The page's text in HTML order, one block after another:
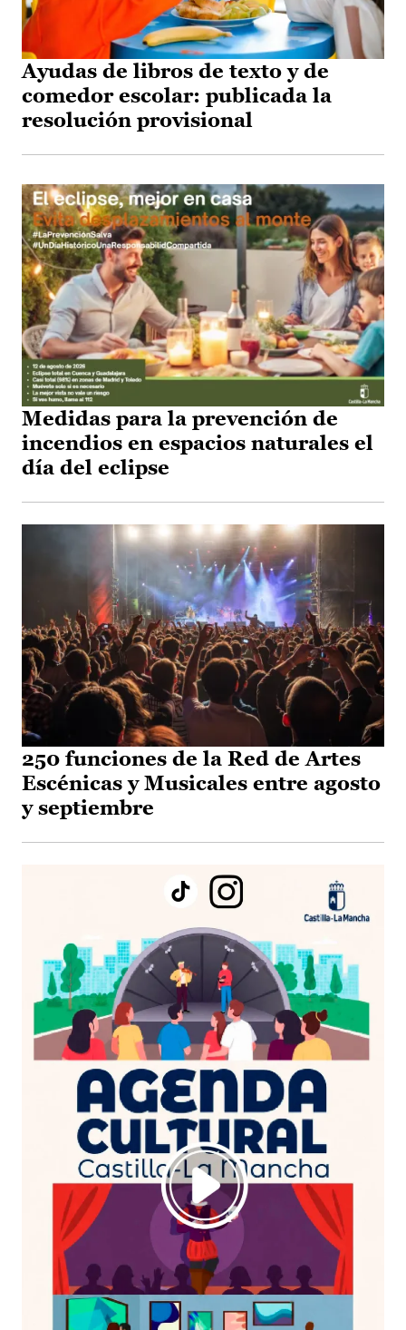
Ayudas de libros de texto y de
comedor escolar: publicada la
resolución provisional
Medidas para la prevención de
incendios en espacios naturales el
día del eclipse
250 funciones de la Red de Artes
Escénicas y Musicales entre agosto
y septiembre